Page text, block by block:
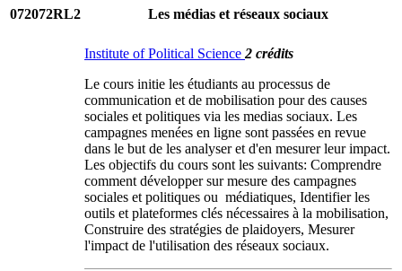
072072RL2 Les médias et réseaux sociaux
Institute of Political Science 2 crédits
Le cours initie les étudiants au processus de
communication et de mobilisation pour des causes
sociales et politiques via les medias sociaux. Les
campagnes menées en ligne sont passées en revue
dans le but de les analyser et d'en mesurer leur impact.
Les objectifs du cours sont les suivants: Comprendre
comment développer sur mesure des campagnes
sociales et politiques ou médiatiques, Identifier les
outils et plateformes clés nécessaires à la mobilisation,
Construire des stratégies de plaidoyers, Mesurer
l'impact de l'utilisation des réseaux sociaux.